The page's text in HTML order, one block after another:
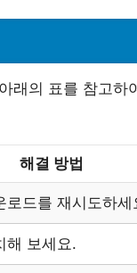
래의 표를 참고하
해결 방법
로드를 재시도하세
해 보세요.